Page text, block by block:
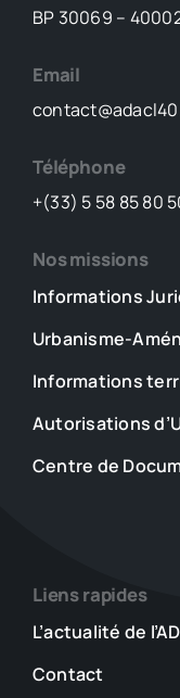
BP 30069 –
Email
Téléphone
+(33) 5 58 85 80
Nos missions
Informations
Urbanisme-
Informations
Autorisations
Centre de
Liens rapides
L’actualité de
Contact